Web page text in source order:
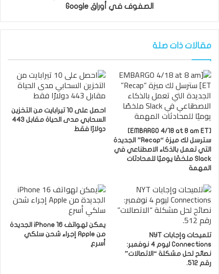
الصفوف في أوراق Google
مقالات ذات صلة
[EMBARGO 4/18 at 8 am ET]
سترسل لك ميزة “Recap” الجديدة
التي تعمل بالذكاء الاصطناعي في
Slack ملخصًا يوميًا للمحادثات
المهمة
احصل على 10 تيرابايت من التخزين
السحابي مدى الحياة مقابل 443
دولارًا فقط
تلميحات وإجابات NYT
Connections ليوم 4 نوفمبر:
نصائح لحل مشكلة “الاتصالات”
رقم 512.
يمكن لهواتف iPhone 16 الجديدة
من Apple إجراء شحن سلكي
أسرع